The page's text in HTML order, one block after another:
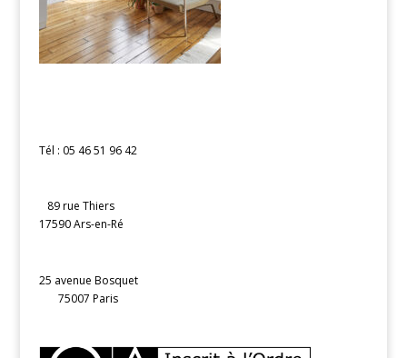
Tél : 05 46 51 96 42
89 rue Thiers
17590 Ars-en-Ré
25 avenue Bosquet
75007 Paris